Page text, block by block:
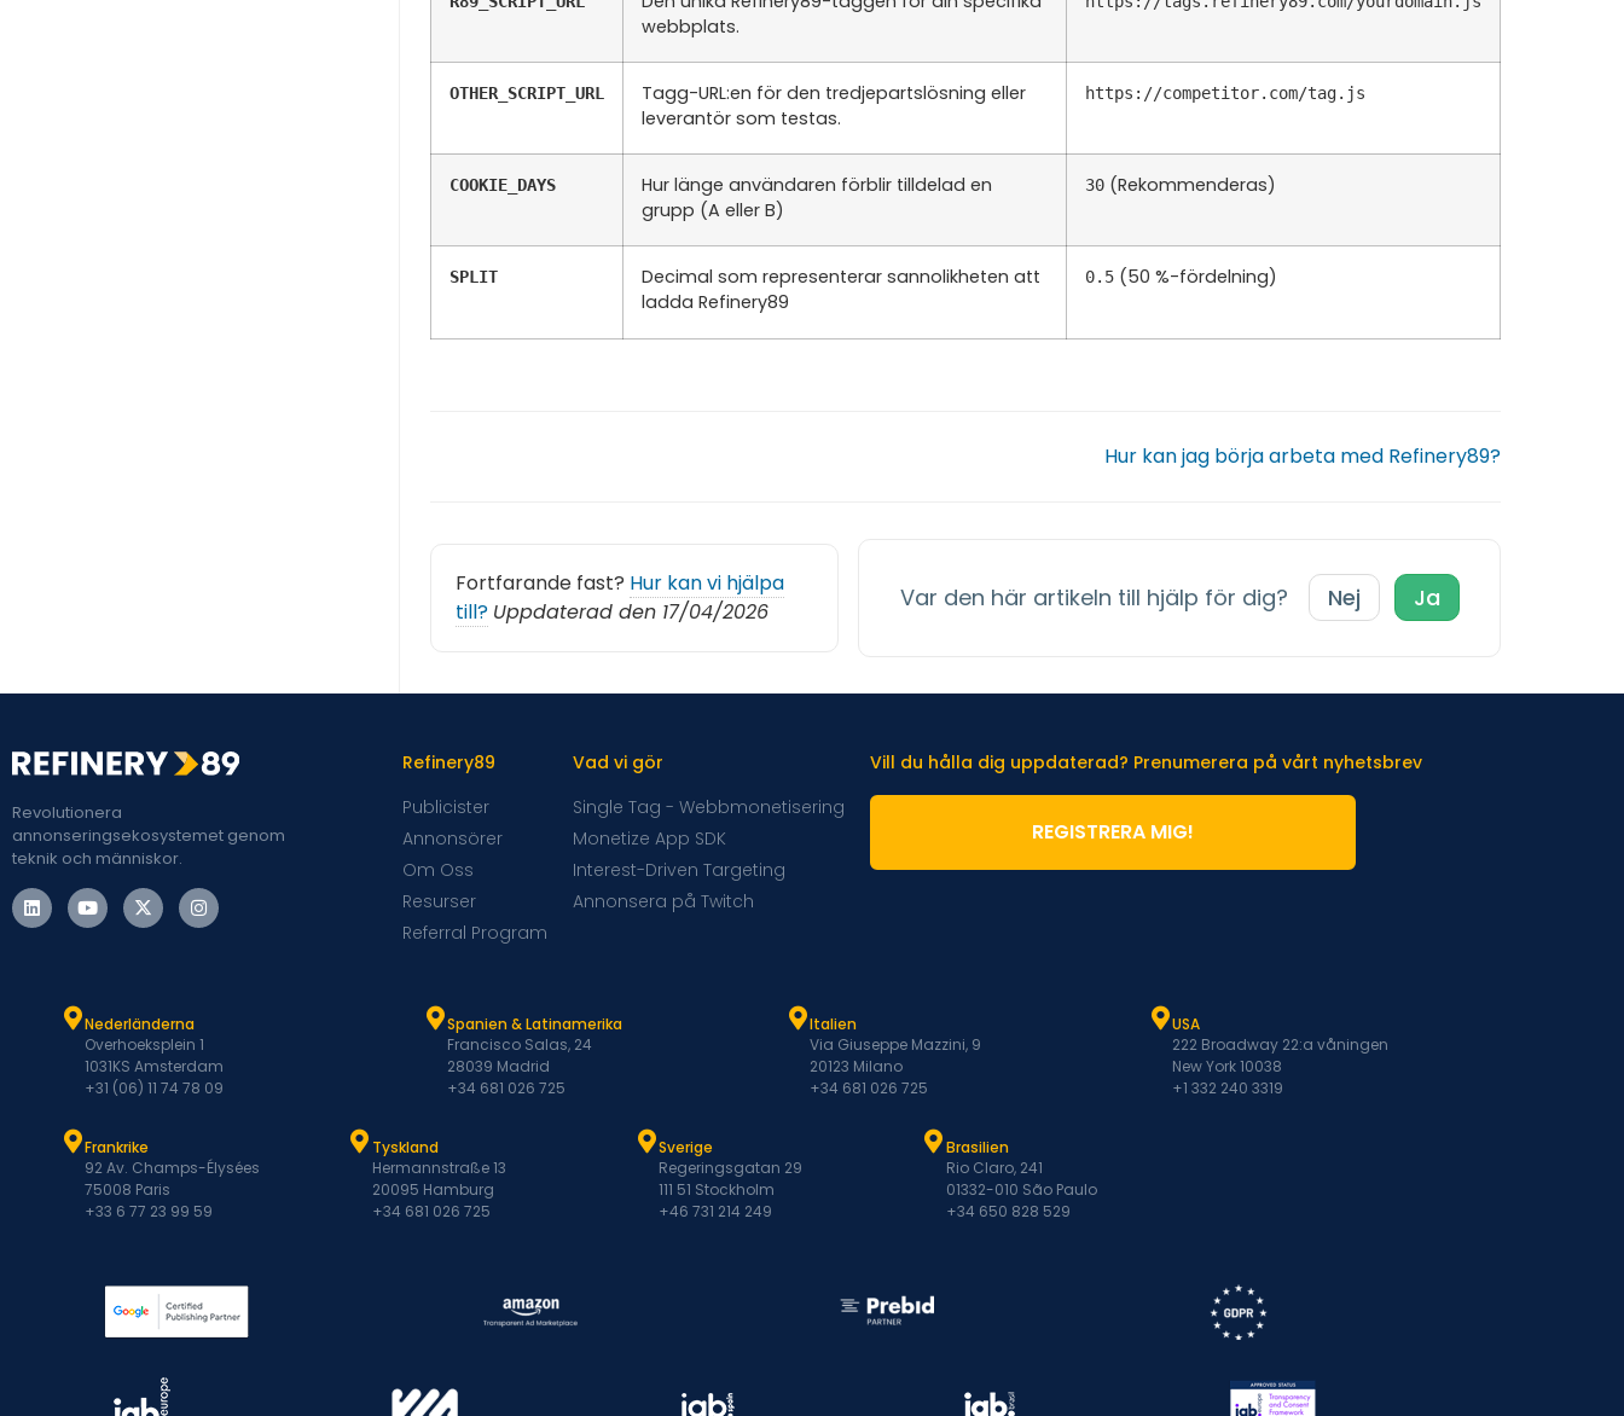
webbplats.
OTHER_SCRIPT_URL
Tagg-URL:en för den tredjepartslösning eller
leverantör som testas.
https://competitor.com/tag.js
COOKIE_DAYS
Hur länge användaren förblir tilldelad en
grupp (A eller B)
30 (Rekommenderas)
SPLIT
Decimal som representerar sannolikheten att
ladda Refinery89
0.5 (50 %-fördelning)
Hur kan jag börja arbeta med Refinery89?
Fortfarande fast? Hur kan vi hjälpa
till? Uppdaterad den 17/04/2026 Var den här artikeln till hjälp för dig? Nej Ja
Revolutionera
annonseringsekosystemet genom
teknik och människor.
Refinery89
Publicister
Annonsörer
Om Oss
Resurser
Referral Program
Vad vi gör
Single Tag - Webbmonetisering
Monetize App SDK
Interest-Driven Targeting
Annonsera på Twitch
Vill du hålla dig uppdaterad? Prenumerera på vårt nyhetsbrev
REGISTRERA MIG!
Nederländerna
Overhoeksplein 1
1031KS Amsterdam
+31 (06) 11 74 78 09
Spanien & Latinamerika
Francisco Salas, 24
28039 Madrid
+34 681 026 725
Italien
Via Giuseppe Mazzini, 9
20123 Milano
+34 681 026 725
USA
222 Broadway 22:a våningen
New York 10038
+1 332 240 3319
Frankrike
92 Av. Champs-Élysées
75008 Paris
+33 6 77 23 99 59
Tyskland
Hermannstraße 13
20095 Hamburg
+34 681 026 725
Sverige
Regeringsgatan 29
111 51 Stockholm
+46 731 214 249
Brasilien
Rio Claro, 241
01332-010 São Paulo
+34 650 828 529